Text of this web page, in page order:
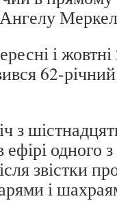
і
62-
одного
звістки
і